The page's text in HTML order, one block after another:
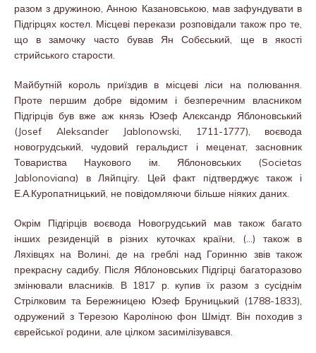
разом з дружиною, Анною Казановською, мав зафундувати в
Підгірцях костел. Місцеві перекази розповідали також про те,
що в замочку часто бував Ян Собєський, ще в якості
стрийського старости.
Майбутній король приїздив в місцеві ліси на полювання.
Проте першим добре відомим і безперечним власником
Підгірців був вже аж князь Юзеф Алєксандр Яблоновський
(Josef Aleksander Jablonowski, 1711-1777), воєвода
новогрудський, чудовий геральдист і меценат, засновник
Товариства Наукового ім. Яблоновських (Societas
Jablonoviana) в Ляйпцігу. Цей факт підтверджує також і
Е.А.Куропатницький, не повідомляючи більше ніяких даних.
Окрім Підгірців воєвода Новогрудський мав також багато
інших резиденцій в різних куточках країни, (…) також в
Ляхівцях на Волині, де на греблі над Горинню звів також
прекрасну садибу. Після Яблоновських Підгірці багаторазово
змінювали власників. В 1817 р. купив їх разом з сусіднім
Стрілковим та Бережницею Юзеф Бруницький (1788-1833),
одружений з Терезою Кароліною фон Шмідт. Він походив з
єврейської родини, але цілком засимілізувався.